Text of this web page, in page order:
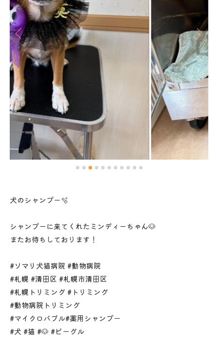
犬のシャンプー🫧
シャンプーに来てくれたミンディーちゃん🐶
またお待ちしております！
#ソマリ犬猫病院 #動物病院
#札幌 #清田区 #札幌市清田区
#札幌トリミング #トリミング
#動物病院トリミング
#マイクロバブル#薬用シャンプー
#犬 #猫 #🐶 #ビーグル